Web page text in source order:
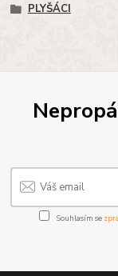
PLYŠÁCI
Souhlasím se